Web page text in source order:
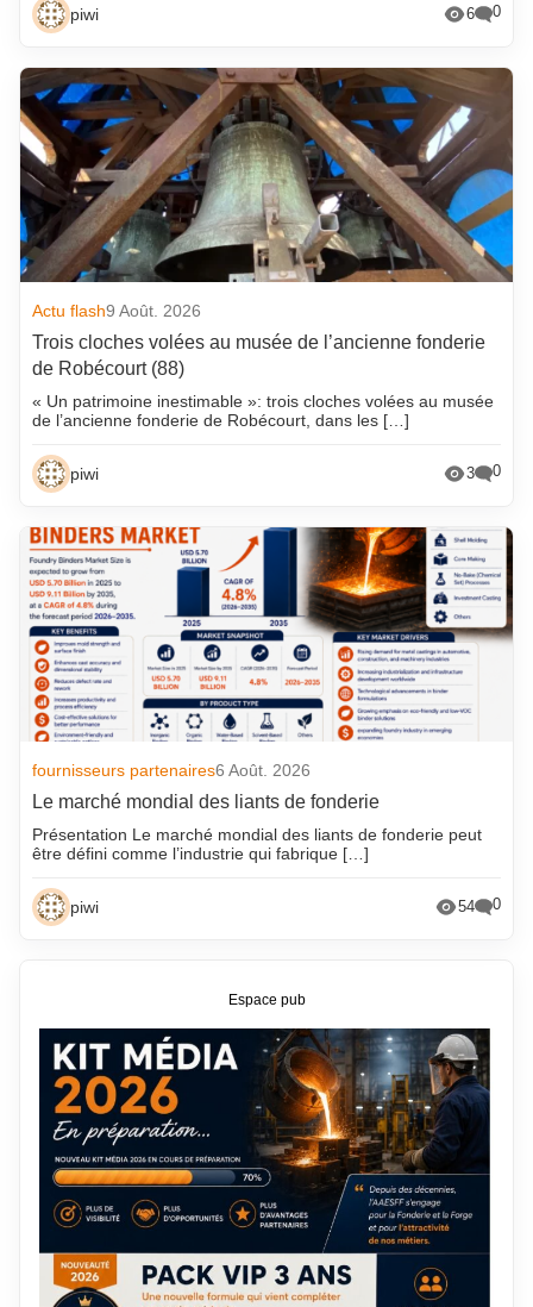
piwi 6 0
Actu flash9 Août. 2026
Trois cloches volées au musée de l’ancienne fonderie
de Robécourt (88)
« Un patrimoine inestimable »: trois cloches volées au musée
de l’ancienne fonderie de Robécourt, dans les […]
piwi 3 0
fournisseurs partenaires6 Août. 2026
Le marché mondial des liants de fonderie
Présentation Le marché mondial des liants de fonderie peut
être défini comme l’industrie qui fabrique […]
piwi 54 0
Espace pub